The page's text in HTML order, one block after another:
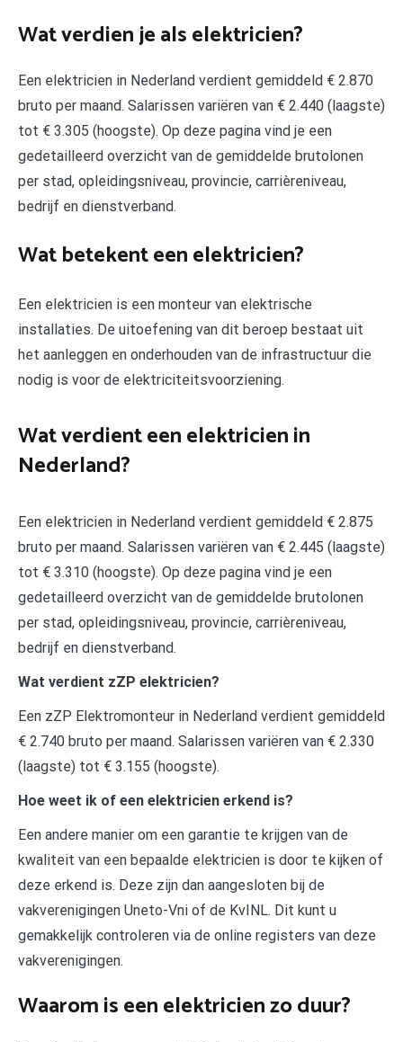
Wat verdien je als elektricien?
Een elektricien in Nederland verdient gemiddeld € 2.870
bruto per maand. Salarissen variëren van € 2.440 (laagste)
tot € 3.305 (hoogste). Op deze pagina vind je een
gedetailleerd overzicht van de gemiddelde brutolonen
per stad, opleidingsniveau, provincie, carrièreniveau,
bedrijf en dienstverband.
Wat betekent een elektricien?
Een elektricien is een monteur van elektrische
installaties. De uitoefening van dit beroep bestaat uit
het aanleggen en onderhouden van de infrastructuur die
nodig is voor de elektriciteitsvoorziening.
Wat verdient een elektricien in
Nederland?
Een elektricien in Nederland verdient gemiddeld € 2.875
bruto per maand. Salarissen variëren van € 2.445 (laagste)
tot € 3.310 (hoogste). Op deze pagina vind je een
gedetailleerd overzicht van de gemiddelde brutolonen
per stad, opleidingsniveau, provincie, carrièreniveau,
bedrijf en dienstverband.
Wat verdient zZP elektricien?
Een zZP Elektromonteur in Nederland verdient gemiddeld
€ 2.740 bruto per maand. Salarissen variëren van € 2.330
(laagste) tot € 3.155 (hoogste).
Hoe weet ik of een elektricien erkend is?
Een andere manier om een garantie te krijgen van de
kwaliteit van een bepaalde elektricien is door te kijken of
deze erkend is. Deze zijn dan aangesloten bij de
vakverenigingen Uneto-Vni of de KvINL. Dit kunt u
gemakkelijk controleren via de online registers van deze
vakverenigingen.
Waarom is een elektricien zo duur?